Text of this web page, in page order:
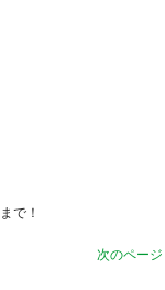
まで！
次のペー